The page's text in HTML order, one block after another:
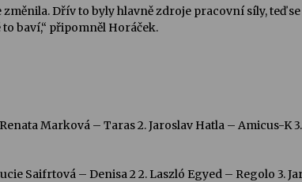
Dřív to byly hlavně zdroje pracovní síly, teď
baví,“ připomněl Horáček.
Marková – Taras 2. Jaroslav Hatla – Amicus-K
Saifrtová – Denisa 2 2. Laszló Egyed – Regolo 3.